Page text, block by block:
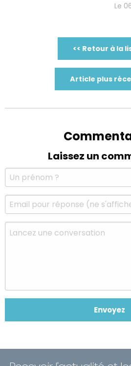
Le
<< Retour à la
Article plus
Laissez un